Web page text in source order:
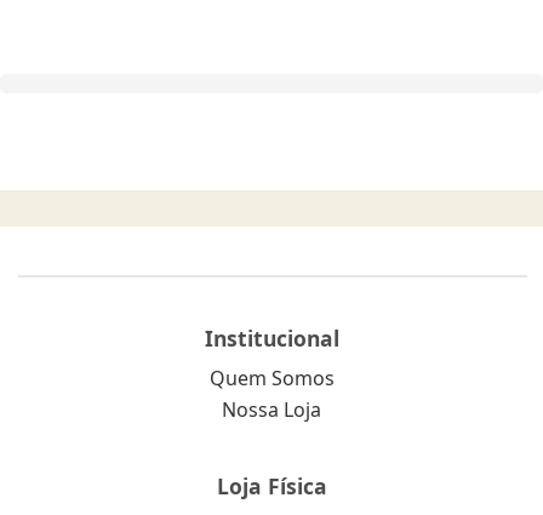
Institucional
Quem Somos
Nossa Loja
Loja Física